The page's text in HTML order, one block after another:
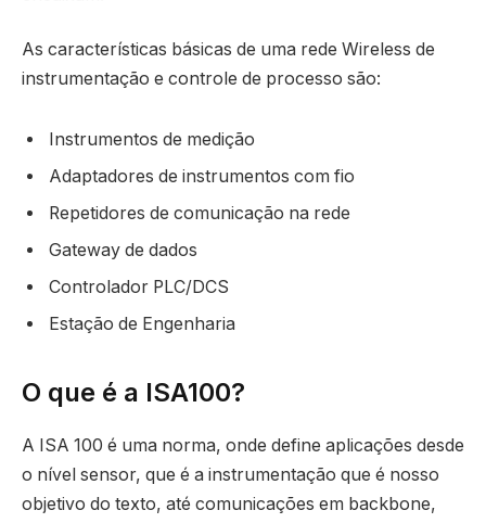
As características básicas de uma rede Wireless de
instrumentação e controle de processo são:
Instrumentos de medição
Adaptadores de instrumentos com fio
Repetidores de comunicação na rede
Gateway de dados
Controlador PLC/DCS
Estação de Engenharia
O que é a ISA100?
A ISA 100 é uma norma, onde define aplicações desde
o nível sensor, que é a instrumentação que é nosso
objetivo do texto, até comunicações em backbone,